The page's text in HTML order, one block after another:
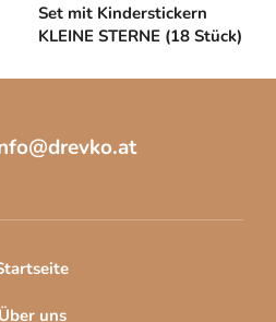
Set mit Kinderstickern
KLEINE STERNE (18 Stück)
@drevko.at
Über uns